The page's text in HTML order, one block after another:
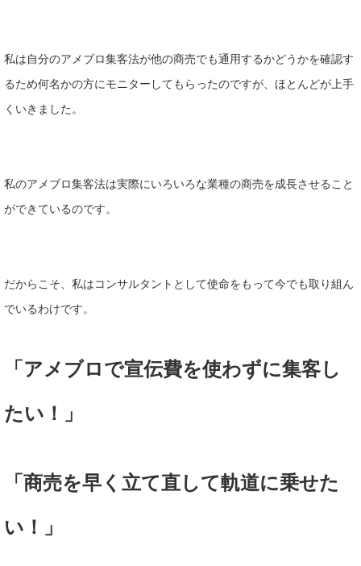
私は自分のアメブロ集客法が他の商売でも通用するかどうかを確認す
るため何名かの方にモニターしてもらったのですが、ほとんどが上手
くいきました。
私のアメブロ集客法は実際にいろいろな業種の商売を成長させること
ができているのです。
だからこそ、私はコンサルタントとして使命をもって今でも取り組ん
でいるわけです。
「アメブロで宣伝費を使わずに集客し
たい！」
「商売を早く立て直して軌道に乗せた
い！」